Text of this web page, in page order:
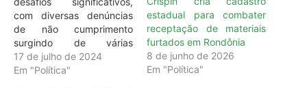
com diversas denúncias
de não cumprimento
surgindo de várias
localidades Desde março
deste ano, a lei nº 5.623,
17 de julho de 2024
Em "Política"
estadual para combater
receptação de materiais
furtados em Rondônia
8 de junho de 2026
Em "Política"